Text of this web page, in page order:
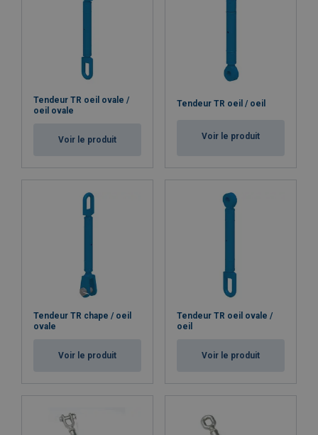
Tendeur TR oeil ovale /
oeil ovale
Voir le produit
Tendeur TR oeil / oeil
Voir le produit
Tendeur TR chape / oeil
ovale
Voir le produit
Tendeur TR oeil ovale /
oeil
Voir le produit